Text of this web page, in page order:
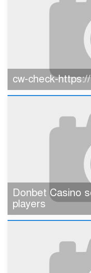
cw-check-
Donbet Casino
players